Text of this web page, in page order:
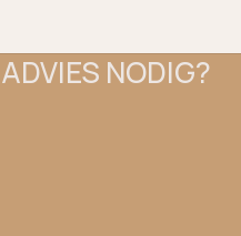
NODIG?